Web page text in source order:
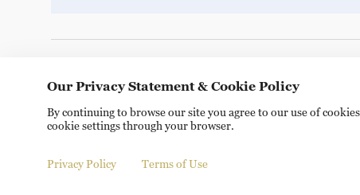
Copyright © 2024 CGTN. 京ICP备20000184号
Our Privacy Statement & Cookie Policy
By continuing to browse our site you agree to our use of
cookie settings through your browser.
Privacy Policy Terms of Use